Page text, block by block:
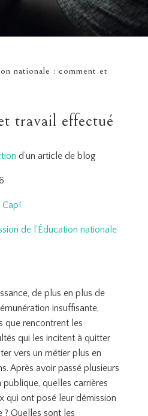
nationale : comment et
travail effectué
d’un article de blog
de l’Éducation nationale
de plus en plus de
insuffisante,
que rencontrent les
qui les incitent à quitter
vers un métier plus en
Après avoir passé plusieurs
quelles carrières
qui ont posé leur démission
? Quelles sont les